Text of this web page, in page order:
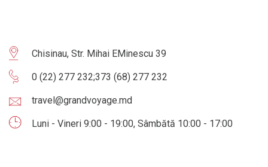
Chisinau, Str. Mihai EMinescu 39
0 (22) 277 232;373 (68) 277 232
travel@grandvoyage.md
Luni - Vineri 9:00 - 19:00, Sâmbătă 10:00 - 17:00